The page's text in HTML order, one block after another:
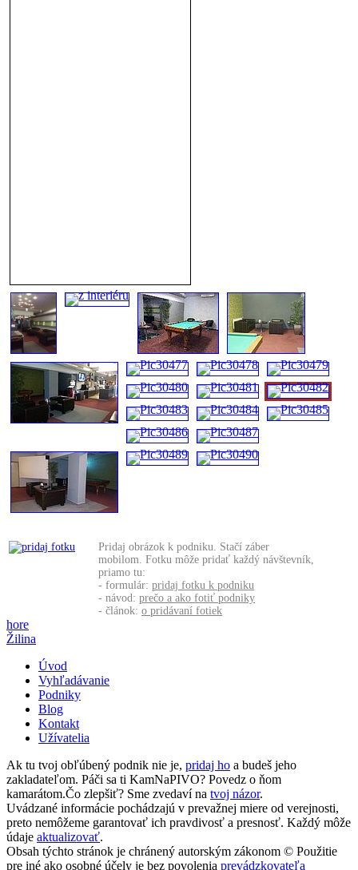
Pridaj obrázok k podniku. Stačí záber
mobilom. Fotku môže pridať každý návštevník,
priamo tu:
- formulár: pridaj fotku k podniku
- návod: prečo a ako fotiť podniky
- článok: o pridávaní fotiek
hore
Žilina
Úvod
Vyhľadávanie
Podniky
Blog
Kontakt
Užívatelia
Ak tu tvoj obľúbený podnik nie je, pridaj ho a budeš jeho
zakladateľom. Páči sa ti KamNaPIVO? Povedz o ňom
kamarátom.Čo zlepšiť? Sme zvedaví na tvoj názor.
Uvádzané informácie pochádzajú v prevažnej miere od verejnosti,
preto nemôžeme garantovať ich pravdivosť a presnosť. Každý môže
údaje aktualizovať.
Obsah týchto stránok je chránený autorským zákonom © Použitie
pre iné ako osobné účely je bez povolenia prevádzkovateľa